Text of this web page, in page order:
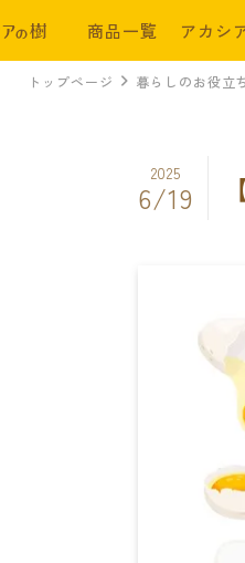
商品一覧 アカシ
トップページ 暮らしのお役立
2025
6/19